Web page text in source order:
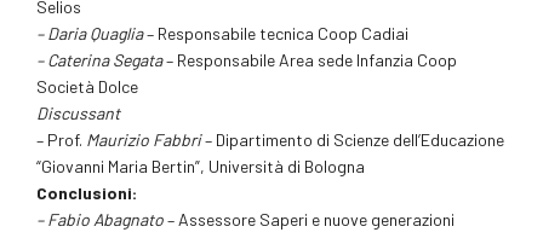
Selios
– Daria Quaglia– Responsabile tecnica Coop Cadiai
– Caterina Segata– Responsabile Area sede Infanzia Coop
Società Dolce
Discussant
– Prof. Maurizio Fabbri– Dipartimento di Scienze dell’Educazione
“Giovanni Maria Bertin”, Università di Bologna
Conclusioni:
– Fabio Abagnato– Assessore Saperi e nuove generazioni